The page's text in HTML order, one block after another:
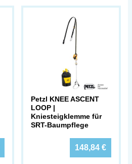
Petzl KNEE ASCENT
LOOP |
Kniesteigklemme für
SRT-Baumpflege
148,84 €